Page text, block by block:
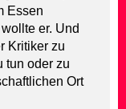
Essen
er. Und
Kritiker zu
tun oder zu
Ort